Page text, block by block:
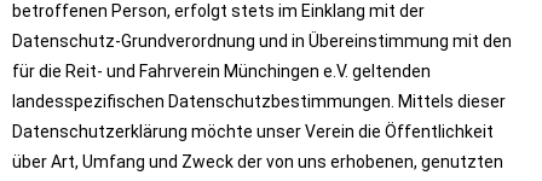
betroffenen Person, erfolgt stets im Einklang mit der
Datenschutz-Grundverordnung und in Übereinstimmung mit den
für die Reit- und Fahrverein Münchingen e.V. geltenden
landesspezifischen Datenschutzbestimmungen. Mittels dieser
Datenschutzerklärung möchte unser Verein die Öffentlichkeit
über Art, Umfang und Zweck der von uns erhobenen, genutzten